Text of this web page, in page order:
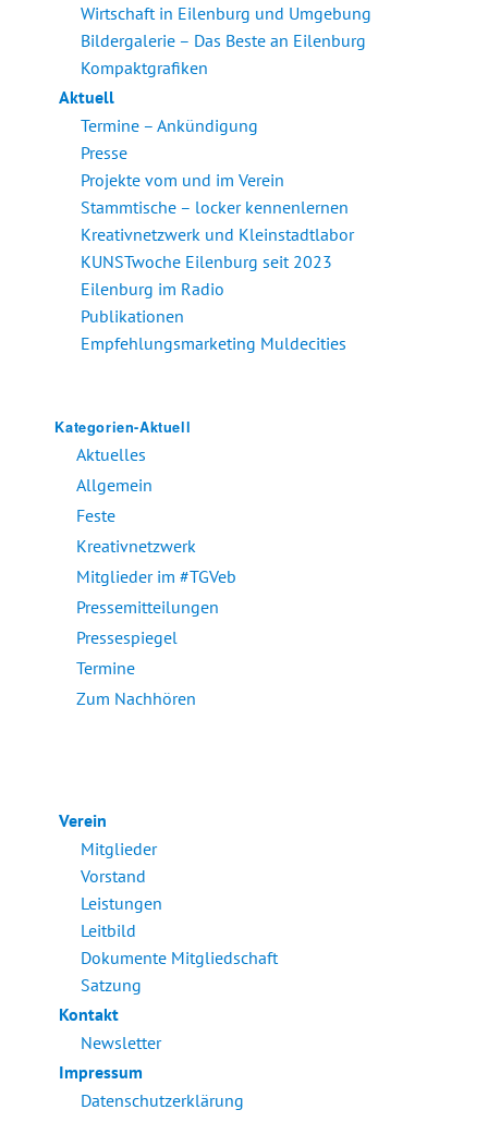
Wirtschaft in Eilenburg und Umgebung
Bildergalerie – Das Beste an Eilenburg
Kompaktgrafiken
Aktuell
Termine – Ankündigung
Presse
Projekte vom und im Verein
Stammtische – locker kennenlernen
Kreativnetzwerk und Kleinstadtlabor
KUNSTwoche Eilenburg seit 2023
Eilenburg im Radio
Publikationen
Empfehlungsmarketing Muldecities
Kategorien-Aktuell
Aktuelles
Allgemein
Feste
Kreativnetzwerk
Mitglieder im #TGVeb
Pressemitteilungen
Pressespiegel
Termine
Zum Nachhören
Verein
Mitglieder
Vorstand
Leistungen
Leitbild
Dokumente Mitgliedschaft
Satzung
Kontakt
Newsletter
Impressum
Datenschutzerklärung